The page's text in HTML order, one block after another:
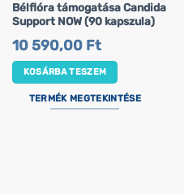
Bélflóra támogatása Candida
Support NOW (90 kapszula)
10 590,00 Ft
KOSÁRBA TESZEM
TERMÉK MEGTEKINTÉSE